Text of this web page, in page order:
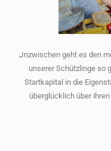
„Inzwischen geht es den
unserer Schützlinge so
Startkapital in die
überglücklich über